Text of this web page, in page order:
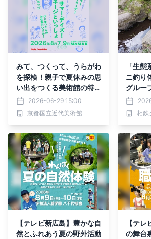
みて、つくって、うらがわ
を探検！親子で夏休みの思
い出をつくる美術館の特別
な3日間 「MoMAKサマ
ー・デイズ！フォンタネー
ジといっしょ」
2026-06-29 15:00
京都国立近代美術館
「生
ニ釣り
グルー
相鉄
【テレビ新広島】豊かな自
然とふれあう夏の野外活動
【テ
の舞台